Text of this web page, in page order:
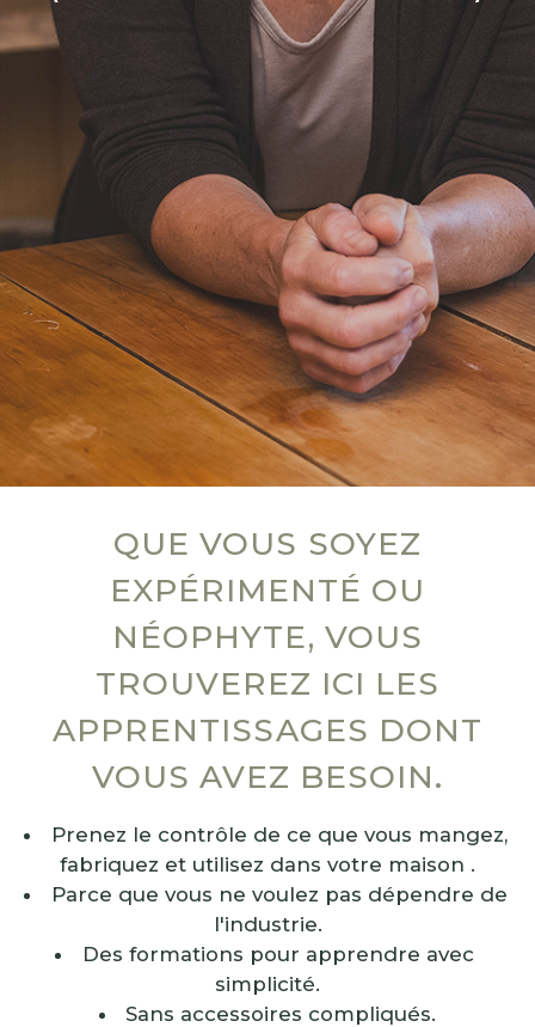
QUE VOUS SOYEZ
EXPÉRIMENTÉ OU
NÉOPHYTE, VOUS
TROUVEREZ ICI LES
APPRENTISSAGES DONT
VOUS AVEZ BESOIN.
Prenez le contrôle de ce que vous mangez,
fabriquez et utilisez dans votre maison .
Parce que vous ne voulez pas dépendre de
l'industrie.
Des formations pour apprendre avec
simplicité.
Sans accessoires compliqués.